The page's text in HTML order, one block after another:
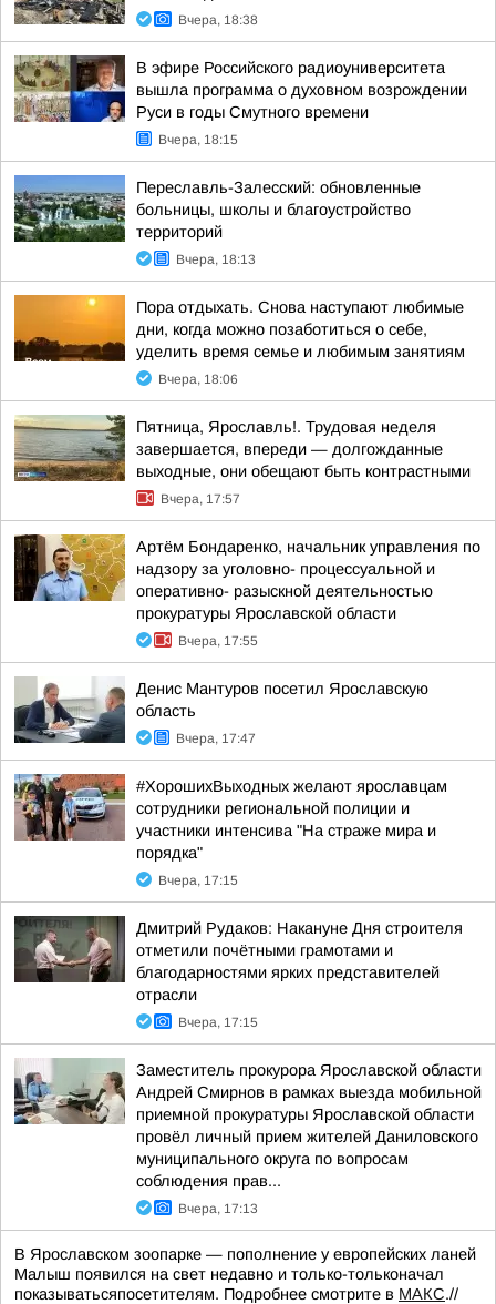
Вчера, 18:38
В эфире Российского радиоуниверситета
вышла программа о духовном возрождении
Руси в годы Смутного времени
Вчера, 18:15
Переславль-Залесский: обновленные
больницы, школы и благоустройство
территорий
Вчера, 18:13
Пора отдыхать. Снова наступают любимые
дни, когда можно позаботиться о себе,
уделить время семье и любимым занятиям
Вчера, 18:06
Пятница, Ярославль!. Трудовая неделя
завершается, впереди — долгожданные
выходные, они обещают быть контрастными
Вчера, 17:57
Артём Бондаренко, начальник управления по
надзору за уголовно- процессуальной и
оперативно- разыскной деятельностью
прокуратуры Ярославской области
Вчера, 17:55
Денис Мантуров посетил Ярославскую
область
Вчера, 17:47
#ХорошихВыходных желают ярославцам
сотрудники региональной полиции и
участники интенсива "На страже мира и
порядка"
Вчера, 17:15
Дмитрий Рудаков: Накануне Дня строителя
отметили почётными грамотами и
благодарностями ярких представителей
отрасли
Вчера, 17:15
Заместитель прокурора Ярославской области
Андрей Смирнов в рамках выезда мобильной
приемной прокуратуры Ярославской области
провёл личный прием жителей Даниловского
муниципального округа по вопросам
соблюдения прав...
Вчера, 17:13
В Ярославском зоопарке — пополнение у европейских ланей
Малыш появился на свет недавно и только-тольконачал
показыватьсяпосетителям. Подробнее смотрите в МАКС.//